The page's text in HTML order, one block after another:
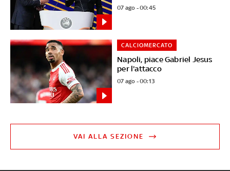
07 ago - 00:45
Napoli, piace Gabriel Jesus
per l'attacco
CALCIOMERCATO
07 ago - 00:13
VAI ALLA SEZIONE